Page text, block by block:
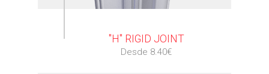
"H" RIGID JOINT
Desde 8.40€